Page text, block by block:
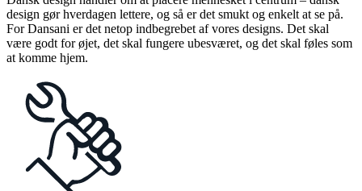
design gør hverdagen lettere, og så er det smukt og enkelt at se på.
For Dansani er det netop indbegrebet af vores designs. Det skal
være godt for øjet, det skal fungere ubesværet, og det skal føles som
at komme hjem.